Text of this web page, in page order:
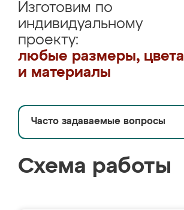
Изготовим по
индивидуальному
проекту:
любые размеры, цвета
и материалы
Часто задаваемые вопросы
Схема работы